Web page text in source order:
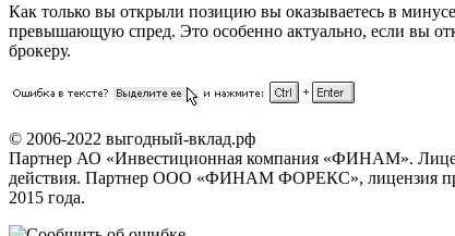
Как только вы открыли позицию вы оказываетесь в
превышающую спред. Это особенно актуально, если вы
брокеру.
© 2006-2022 выгодный-вклад.рф
Партнер АО «Инвестиционная компания «ФИНАМ».
действия. Партнер ООО «ФИНАМ ФОРЕКС», лицензия
2015 года.